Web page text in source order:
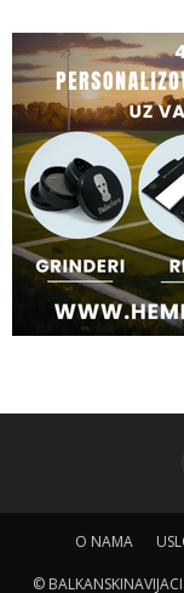
O NAMA
©